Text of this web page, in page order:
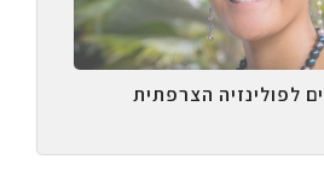
לפולינזיה הצרפתית